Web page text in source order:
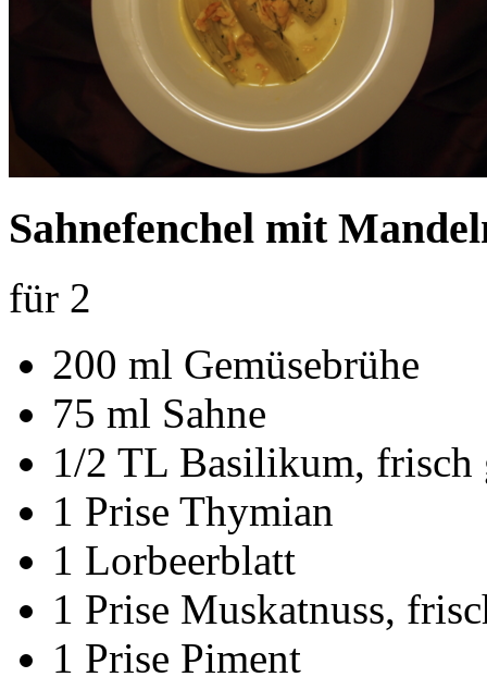
Sahnefenchel mit
für 2
200 ml Gemüsebrühe
75 ml Sahne
1/2 TL Basilikum, frisch
1 Prise Thymian
1 Lorbeerblatt
1 Prise Muskatnuss,
1 Prise Piment